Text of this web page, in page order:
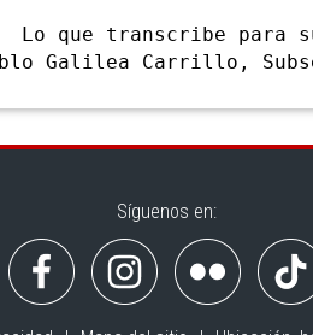
que transcribe para su
Galilea Carrillo,
Síguenos en: